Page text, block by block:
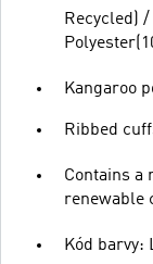
Recycled)
Kangaroo
Ribbed
Contains a
renewable
Kód barvy: